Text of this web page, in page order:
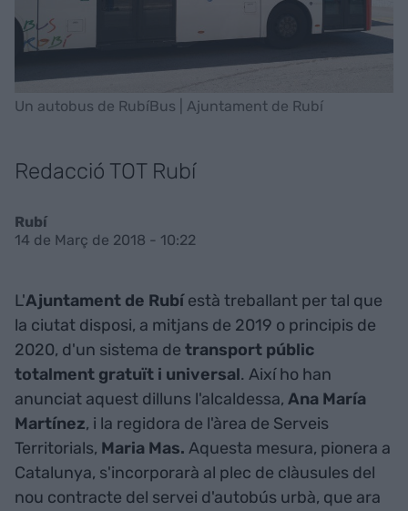
Un autobus de RubíBus | Ajuntament de Rubí
Redacció TOT Rubí
Rubí
14 de Març de 2018 - 10:22
L'Ajuntament de Rubíestà treballant per tal que
la ciutat disposi, a mitjans de 2019 o principis de
2020, d'un sistema de transport públic
totalment gratuït i universal. Així ho han
anunciat aquest dilluns l'alcaldessa, Ana María
Martínez, i la regidora de l'àrea de Serveis
Territorials, Maria Mas. Aquesta mesura, pionera a
Catalunya, s'incorporarà al plec de clàusules del
nou contracte del servei d'autobús urbà, que ara